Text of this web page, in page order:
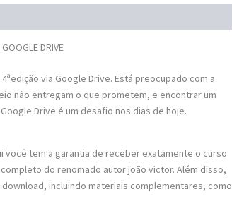
DRIVE
via Google Drive. Está preocupado com a
não entregam o que prometem, e encontrar um
Drive é um desafio nos dias de hoje.
você tem a garantia de receber exatamente o curso
do renomado autor joão victor. Além disso,
incluindo materiais complementares, como